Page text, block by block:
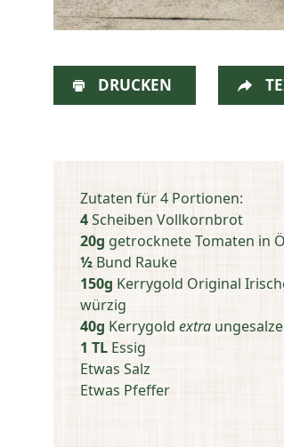
DRUCKEN
Zutaten für 4 Portionen:
4Scheiben Vollkornbrot
20g getrocknete Tomaten in
½ Bund Rauke
150g Kerrygold Original
würzig
40g Kerrygold extra
1 TL Essig
Etwas Salz
Etwas Pfeffer